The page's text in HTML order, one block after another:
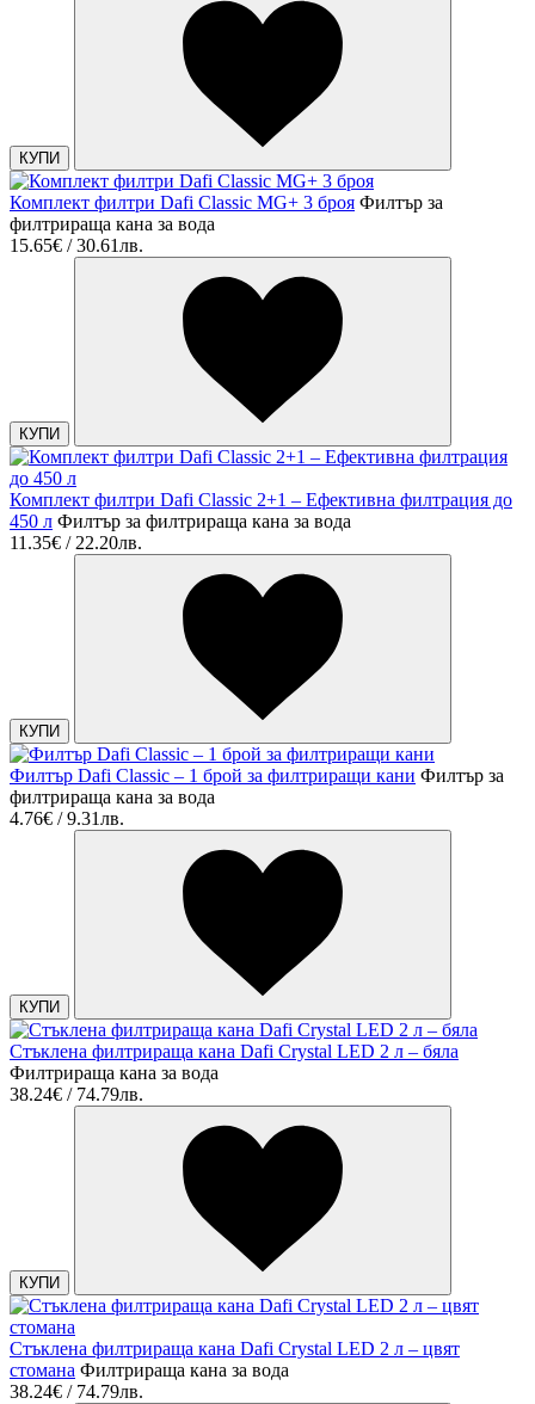
КУПИ
Комплект филтри Dafi Classic MG+ 3 броя Филтър за
филтрираща кана за вода
15.65€ / 30.61лв.
КУПИ
Комплект филтри Dafi Classic 2+1 – Ефективна филтрация до
450 л Филтър за филтрираща кана за вода
11.35€ / 22.20лв.
КУПИ
Филтър Dafi Classic – 1 брой за филтриращи кани Филтър за
филтрираща кана за вода
4.76€ / 9.31лв.
КУПИ
Стъклена филтрираща кана Dafi Crystal LED 2 л – бяла
Филтрираща кана за вода
38.24€ / 74.79лв.
КУПИ
Стъклена филтрираща кана Dafi Crystal LED 2 л – цвят
стомана Филтрираща кана за вода
38.24€ / 74.79лв.